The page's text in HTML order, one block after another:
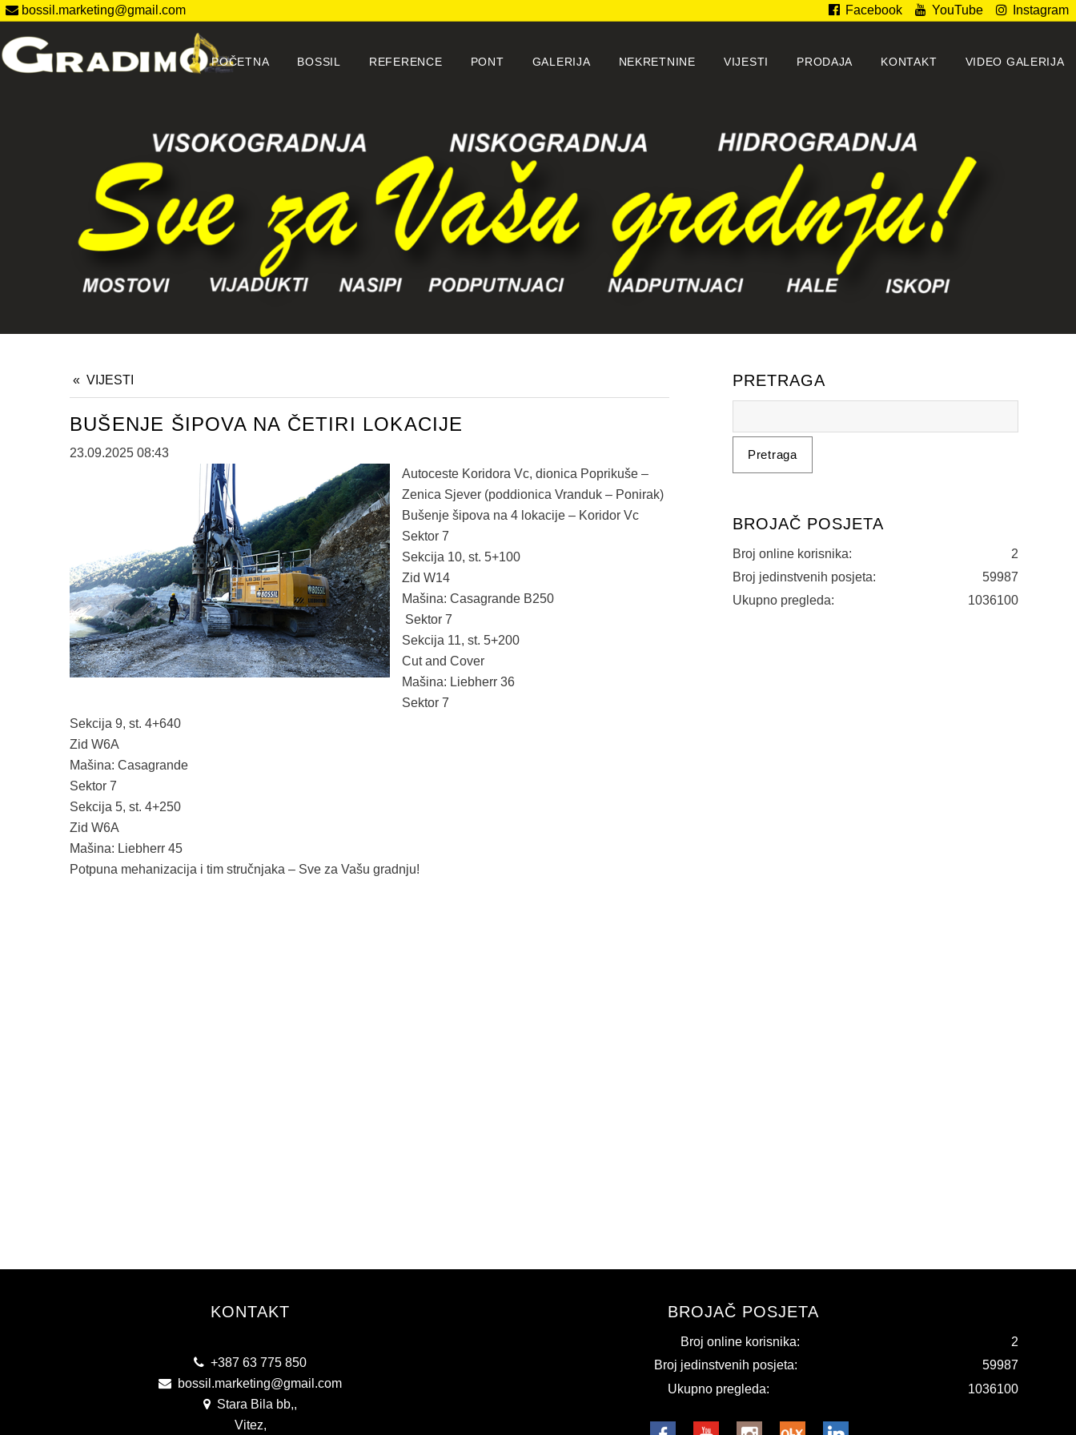
bossil.marketing@gmail.com Facebook YouTube Instagram
POČETNA BOSSIL REFERENCE PONT GALERIJA NEKRETNINE VIJESTI PRODAJA KONTAKT VIDEO GALERIJA
VIJESTI
BUŠENJE ŠIPOVA NA ČETIRI LOKACIJE
23.09.2025 08:43
Autoceste Koridora Vc, dionica Poprikuše –
Zenica Sjever (poddionica Vranduk – Ponirak)
Bušenje šipova na 4 lokacije – Koridor Vc
Sektor 7
Sekcija 10, st. 5+100
Zid W14
Mašina: Casagrande B250
Sektor 7
Sekcija 11, st. 5+200
Cut and Cover
Mašina: Liebherr 36
Sektor 7
Sekcija 9, st. 4+640
Zid W6A
Mašina: Casagrande
Sektor 7
Sekcija 5, st. 4+250
Zid W6A
Mašina: Liebherr 45
Potpuna mehanizacija i tim stručnjaka – Sve za Vašu gradnju!
PRETRAGA
BROJAČ POSJETA
Broj online korisnika:
2
Broj jedinstvenih posjeta:
59987
Ukupno pregleda:
1036100
KONTAKT
+387 63 775 850
bossil.marketing@gmail.com
Stara Bila bb,,
Vitez,
BROJAČ POSJETA
Broj online korisnika:
2
Broj jedinstvenih posjeta:
59987
Ukupno pregleda:
1036100